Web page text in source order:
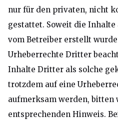
nur für den privaten, nicht
gestattet. Soweit die Inhalte
vom Betreiber erstellt
Urheberrechte Dritter
Inhalte Dritter als solche
trotzdem auf eine
aufmerksam werden, bitten
entsprechenden Hinweis.